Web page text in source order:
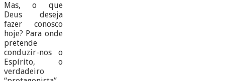
Mas, o que
Deus deseja
fazer conosco
hoje? Para onde
pretende
conduzir-nos o
Espírito, o
verdadeiro